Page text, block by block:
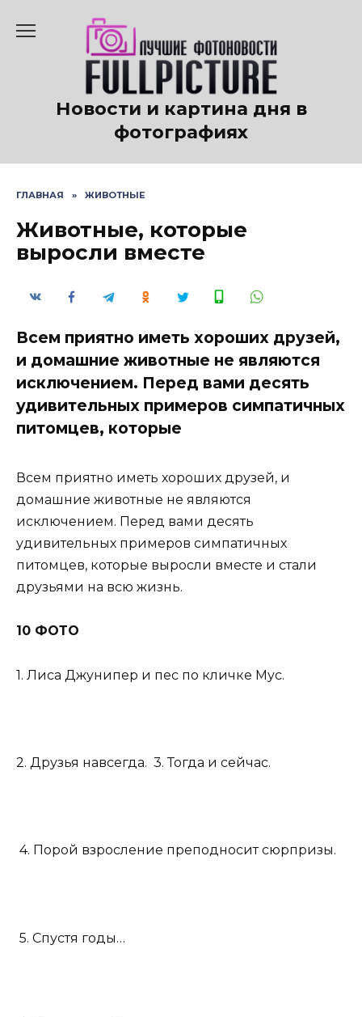
содержанию
Новости и картина дня в
фотографиях
ГЛАВНАЯ » ЖИВОТНЫЕ
Животные, которые
выросли вместе
Всем приятно иметь хороших друзей,
и домашние животные не являются
исключением. Перед вами десять
удивительных примеров симпатичных
питомцев, которые
Всем приятно иметь хороших друзей, и
домашние животные не являются
исключением. Перед вами десять
удивительных примеров симпатичных
питомцев, которые выросли вместе и стали
друзьями на всю жизнь.
10 ФОТО
1. Лиса Джунипер и пес по кличке Мус.
2. Друзья навсегда. 3. Тогда и сейчас.
4. Порой взросление преподносит сюрпризы.
5. Спустя годы…